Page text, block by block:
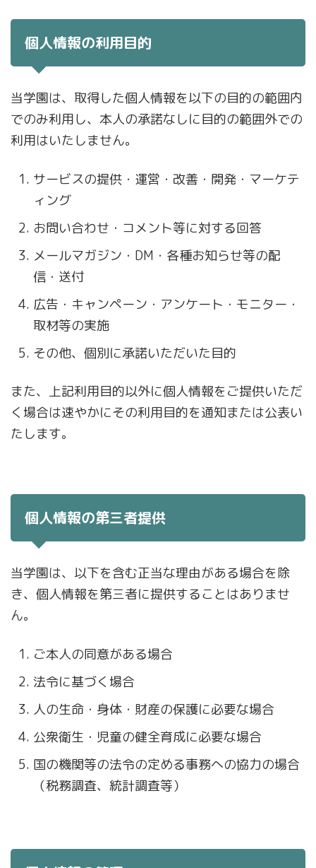
個人情報の利用目的
当学園は、取得した個人情報を以下の目的の範囲内
でのみ利用し、本人の承諾なしに目的の範囲外での
利用はいたしません。
サービスの提供・運営・改善・開発・マーケテ
ィング
お問い合わせ・コメント等に対する回答
メールマガジン・DM・各種お知らせ等の配
信・送付
広告・キャンペーン・アンケート・モニター・
取材等の実施
その他、個別に承諾いただいた目的
また、上記利用目的以外に個人情報をご提供いただ
く場合は速やかにその利用目的を通知または公表い
たします。
個人情報の第三者提供
当学園は、以下を含む正当な理由がある場合を除
き、個人情報を第三者に提供することはありませ
ん。
ご本人の同意がある場合
法令に基づく場合
人の生命・身体・財産の保護に必要な場合
公衆衛生・児童の健全育成に必要な場合
国の機関等の法令の定める事務への協力の場合
（税務調査、統計調査等）